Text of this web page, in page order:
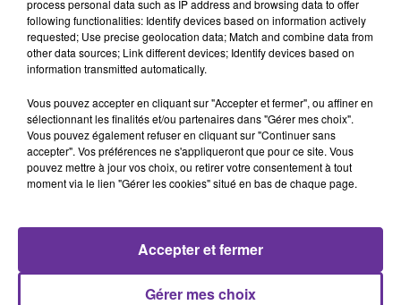
4 juin 2026 - 4 min 10 sec
لمغرب 4
لمغرب 4
لمغرب 4
لمغرب 4
0:00 4 min 10 sec
Afficher la transcription écrite
process personal data such as IP address and browsing data to offer
following functionalities: Identify devices based on information actively
requested; Use precise geolocation data; Match and combine data from
other data sources; Link different devices; Identify devices based on
information transmitted automatically.
Vous pouvez accepter en cliquant sur "Accepter et fermer", ou affiner en
sélectionnant les finalités et/ou partenaires dans "Gérer mes choix".
Vous pouvez également refuser en cliquant sur "Continuer sans
accepter". Vos préférences ne s'appliqueront que pour ce site. Vous
pouvez mettre à jour vos choix, ou retirer votre consentement à tout
moment via le lien "Gérer les cookies" situé en bas de chaque page.
Gérer mes choix
Accepter et fermer